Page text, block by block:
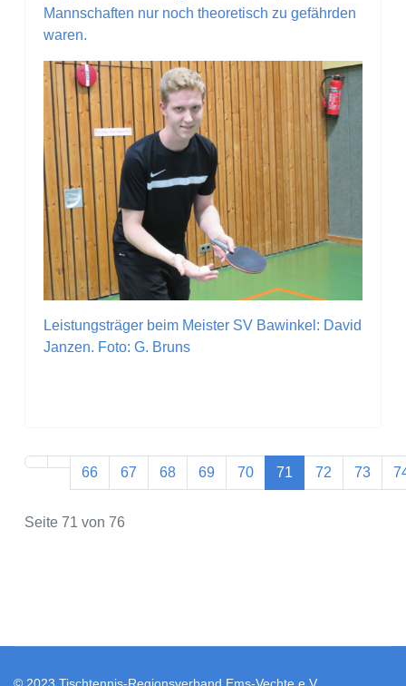
Mannschaften nur noch theoretisch zu gefährden
waren.
Leistungsträger beim Meister SV Bawinkel: David
Janzen. Foto: G. Bruns
66 67 68 69 70 71 72 73
Seite 71 von 76